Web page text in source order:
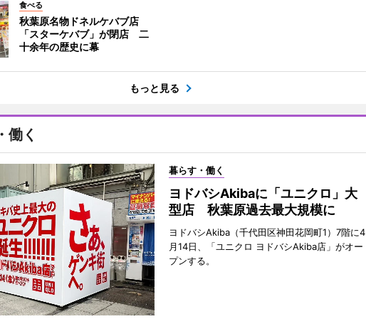
食べる
秋葉原名物ドネルケバブ店
「スターケバブ」が閉店 二
十余年の歴史に幕
もっと見る
働く
暮らす・働く
ヨドバシAkibaに「ユニクロ」大
型店 秋葉原過去最大規模に
ヨドバシAkiba（千代田区神田花岡町1）7階に4
月14日、「ユニクロ ヨドバシAkiba店」がオー
プンする。